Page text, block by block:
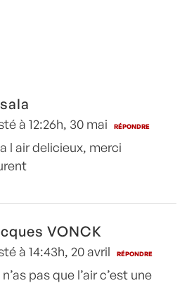
à 12:26h, 30 mai RÉPONDRE
l air delicieux, merci
VONCK
à 14:43h, 20 avril RÉPONDRE
pas que l’air c’est une